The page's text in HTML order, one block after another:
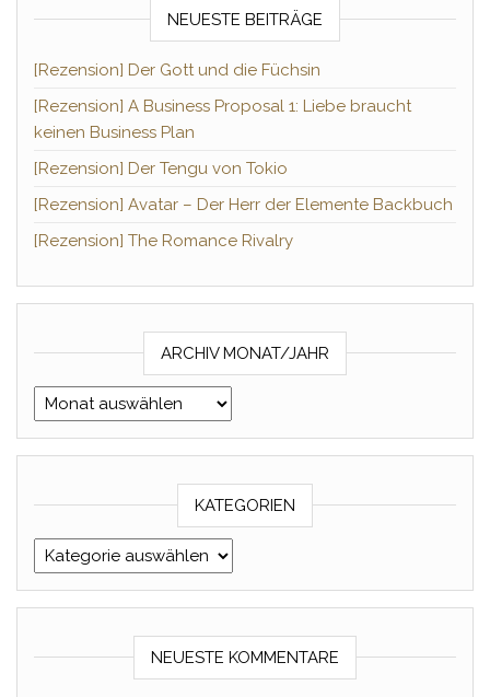
NEUESTE BEITRÄGE
[Rezension] Der Gott und die Füchsin
[Rezension] A Business Proposal 1: Liebe braucht
keinen Business Plan
[Rezension] Der Tengu von Tokio
[Rezension] Avatar – Der Herr der Elemente Backbuch
[Rezension] The Romance Rivalry
ARCHIV MONAT/JAHR
Archiv Monat/Jahr
KATEGORIEN
Kategorien
NEUESTE KOMMENTARE